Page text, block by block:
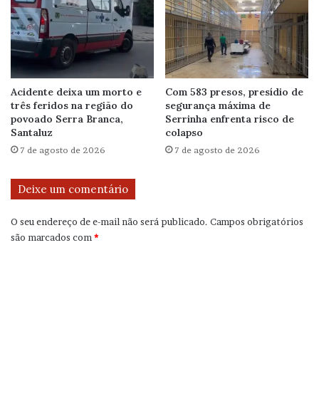
Acidente deixa um morto e
três feridos na região do
povoado Serra Branca,
Santaluz
7 de agosto de 2026
Com 583 presos, presídio de
segurança máxima de
Serrinha enfrenta risco de
colapso
7 de agosto de 2026
Deixe um comentário
O seu endereço de e-mail não será publicado. Campos obrigatórios
são marcados com*